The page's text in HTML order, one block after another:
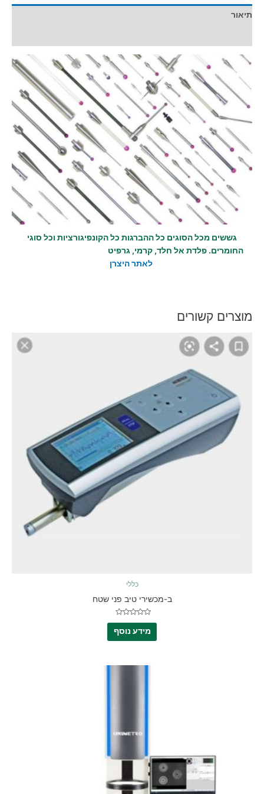
תיאור
גששים מכל הסוגים כל ההברגות כל הקונפיגורציות וכל סוגי
החומרים. פלדת אל חלד, קרמי, גרפיט
לאתר היצרן
מוצרים קשורים
כללי
ב-מכשירי טיב פני שטח
דורג
0
מתוך
5
מידע נוסף